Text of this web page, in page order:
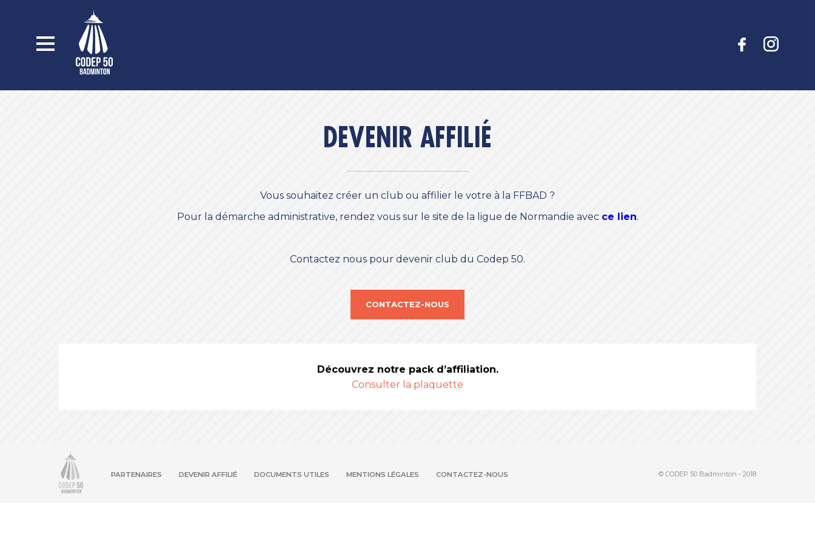
DEVENIR AFFILIÉ
Vous souhaitez créer un club ou affilier le votre à la FFBAD ?
Pour la démarche administrative, rendez vous sur le site de la ligue de Normandie avec ce lien.
Contactez nous pour devenir club du Codep 50.
CONTACTEZ-NOUS
Découvrez notre pack d’affiliation.
Consulter la plaquette
PARTENAIRES DEVENIR AFFILIÉ DOCUMENTS UTILES MENTIONS LÉGALES CONTACTEZ-NOUS © CODEP 50 Badminton - 2018